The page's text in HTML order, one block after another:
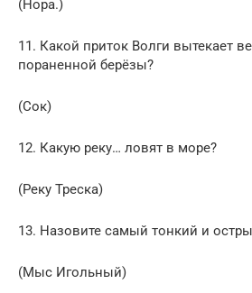
(Нора.)
11. Какой приток Волги вытекает
пораненной берёзы?
(Сок)
12. Какую реку… ловят в море?
(Реку Треска)
13. Назовите самый тонкий и
(Мыс Игольный)